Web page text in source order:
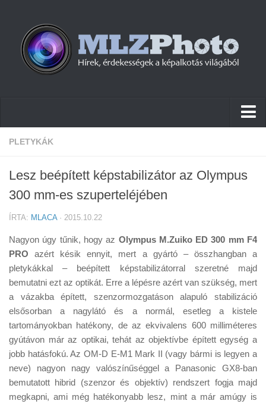
Hírek
Cikkek
Tudástár
Tanácsok
Érdekességek
Helyszíni Riport
E-BB
PLETYKÁK
Lesz beépített képstabilizátor az Olympus
300 mm-es szuperteléjében
ÍRTA: MLACA· 2015.10.22
Nagyon úgy tűnik, hogy az Olympus M.Zuiko ED 300 mm F4
PRO azért késik ennyit, mert a gyártó – összhangban a
pletykákkal – beépített képstabilizátorral szeretné majd
bemutatni ezt az optikát. Erre a lépésre azért van szükség, mert
a vázakba épített, szenzormozgatáson alapuló stabilizáció
elsősorban a nagylátó és a normál, esetleg a kistele
tartományokban hatékony, de az ekvivalens 600 milliméteres
gyútávon már az optikai, tehát az objektívbe épített egység a
jobb hatásfokú. Az OM-D E-M1 Mark II (vagy bármi is legyen a
neve) nagyon nagy valószínűséggel a Panasonic GX8-ban
bemutatott hibrid (szenzor és objektív) rendszert fogja majd
megkapni, ami még hatékonyabb lesz, mint a már amúgy is